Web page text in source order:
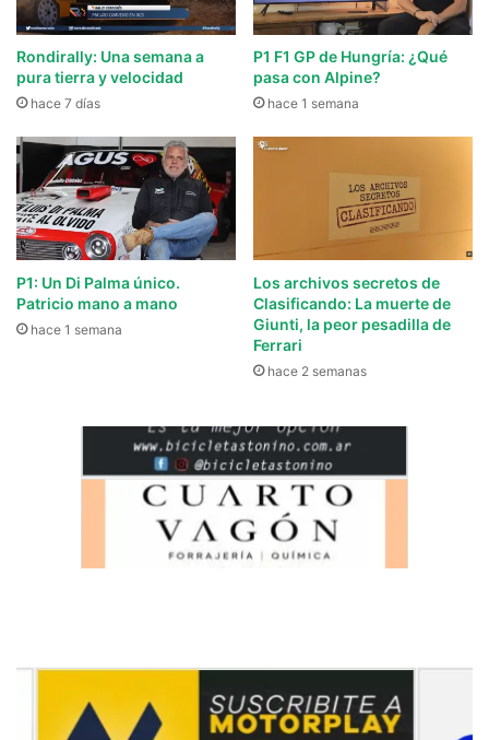
Rondirally: Una semana a
pura tierra y velocidad
hace 7 días
P1 F1 GP de Hungría: ¿Qué
pasa con Alpine?
hace 1 semana
P1: Un Di Palma único.
Patricio mano a mano
hace 1 semana
Los archivos secretos de
Clasificando: La muerte de
Giunti, la peor pesadilla de
Ferrari
hace 2 semanas